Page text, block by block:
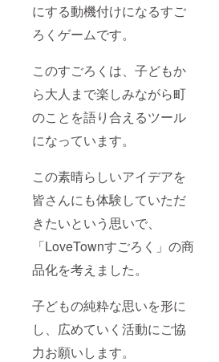
にする動機付けになるすご
ろくゲームです。
このすごろくは、子どもか
ら大人まで楽しみながら町
のことを語り合えるツール
になっています。
この素晴らしいアイデアを
皆さんにも体験していただ
きたいという思いで、
「LoveTownすごろく」の商
品化を考えました。
子どもの純粋な思いを形に
し、広めていく活動にご協
力お願いします。